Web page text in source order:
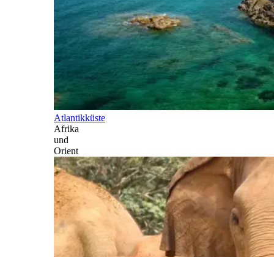
Atlantikküste
Afrika
und
Orient